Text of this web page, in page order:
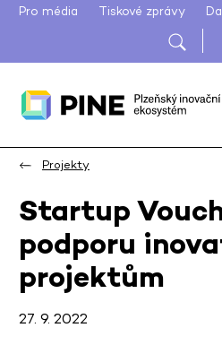
Pro média Tiskové zprávy
Projekty
Startup
podporu
projektům
27. 9. 2022